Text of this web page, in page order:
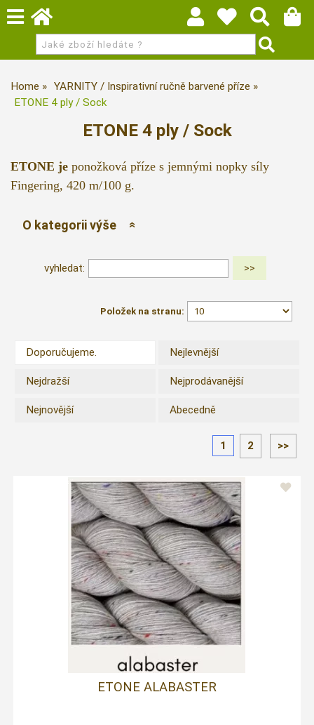
Home
YARNITY / Inspirativní ručně barvené příze
ETONE 4 ply / Sock
ETONE 4 ply / Sock
ETONE je ponožková příze s jemnými nopky síly
Fingering, 420 m/100 g.
O kategorii výše
vyhledat:
Položek na stranu:
Doporučujeme. Nejlevnější
Nejdražší Nejprodávanější
Nejnovější Abecedně
1 2 >>
ETONE ALABASTER